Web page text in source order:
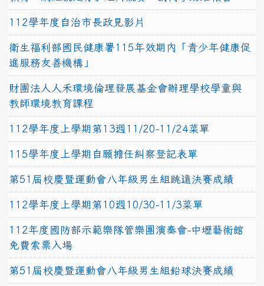
112學年度自治市長政見影片
衛生福利部國民健康署115年效期內「青少年健康促
進服務友善機構」
財團法人人禾環境倫理發展基金會辦理學校學童與
教師環境教育課程
112學年度上學期第13週11/20-11/24菜單
115學年度上學期自願擔任糾察登記表單
第51屆校慶暨運動會八年級男生組跳遠決賽成績
112學年度上學期第10週10/30-11/3菜單
112年度國防部示範樂隊管樂團演奏會-中壢藝術館
免費索票入場
第51屆校慶暨運動會八年級男生組鉛球決賽成績